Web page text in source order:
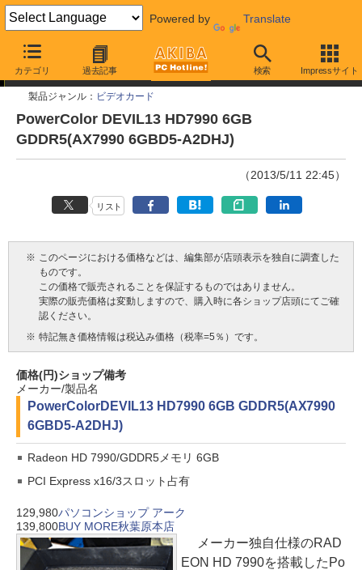
Powered by Translate
カテゴリ 過去記事 検索 Impressサイト
今週見つけた新製品
製品ジャンル： ビデオカード
PowerColor DEVIL13 HD7990 6GB
GDDR5(AX7990 6GBD5-A2DHJ)
（2013/5/11 22:45）
リスト
※ このページにおける価格などは、編集部が店頭表示を独自に調査した
ものです。
この価格で販売されることを保証するものではありません。
実際の販売価格は変動しますので、購入時に各ショップ店頭にてご確
認ください。
※ 特記無き価格情報は税込み価格（税率=5％）です。
価格(円)ショップ備考
メーカー/製品名
PowerColorDEVIL13 HD7990 6GB GDDR5(AX7990
6GBD5-A2DHJ)
Radeon HD 7990/GDDR5メモリ 6GB
PCI Express x16/3スロット占有
129,980パソコンショップ アーク
139,800BUY MORE秋葉原本店
メーカー独自仕様のRAD
EON HD 7990を搭載したPo